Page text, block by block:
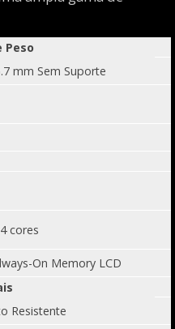
Peso
mm Sem Suporte
cores
On Memory LCD
Resistente